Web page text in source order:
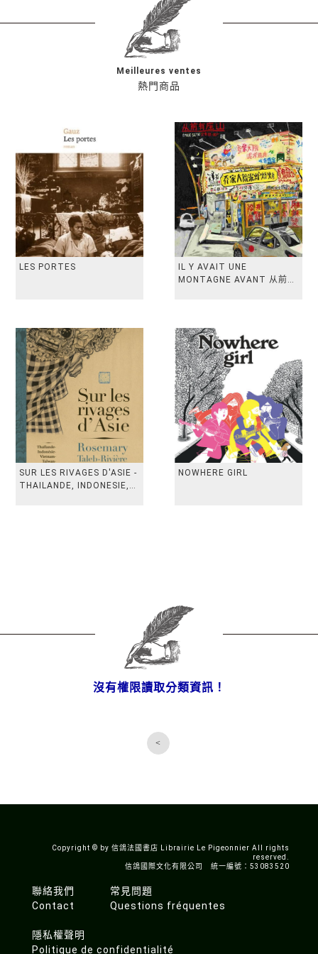
熱門商品
Meilleures ventes
LES PORTES
IL Y AVAIT UNE
MONTAGNE AVANT 从前有
SUR LES RIVAGES D'ASIE -
THAILANDE, INDONESIE,
NOWHERE GIRL
沒有權限讀取分類資訊！
<
Copyright © by 信鴿法國書店 Librairie Le Pigeonnier All rights
reserved.
信鴿國際文化有限公司 統一編號：53083520
聯絡我們
Contact
常見問題
Questions fréquentes
隱私權聲明
Politique de confidentialité